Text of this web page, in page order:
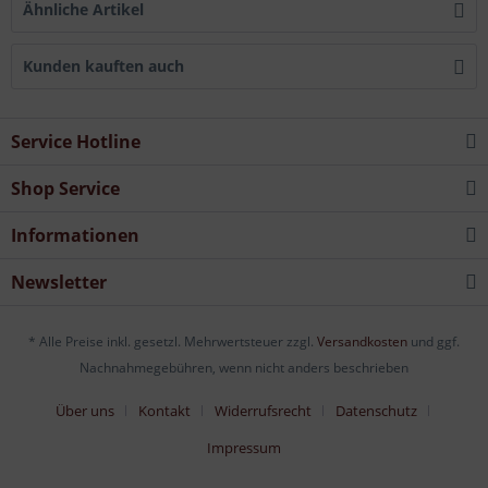
Ähnliche Artikel
Kunden kauften auch
Service Hotline
Shop Service
Informationen
Newsletter
* Alle Preise inkl. gesetzl. Mehrwertsteuer zzgl. Versandkosten und ggf.
Nachnahmegebühren, wenn nicht anders beschrieben
Über uns Kontakt Widerrufsrecht
Datenschutz
Impressum